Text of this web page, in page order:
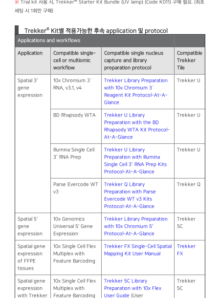
※ Trial kit 사용 시, Trekker
Starter Kit Bundle (UV lamp) (Code K011) 구매 필요. (최초
세팅 시 1회만 구매)
Trekker® Kit별 적용가능한 후속 application 및 protocol
Applications and workflows
Application
Compatible single-
cell or multiomic
workflow
Compatible single nucleus
capture and library
preparation protocol
Compatible
Trekker
Tile
Spatial 3'
gene
expression
10x Chromium 3′
RNA, v3.1, v4
Trekker Library Preparation
with 10x Chromium 3′
Reagent Kit Protocol-At-A-
Glance
Trekker U
BD Rhapsody WTA
Trekker U Library
Preparation with the BD
Rhapsody WTA Kit Protocol-
At-A-Glance
Trekker U
Illumina Single Cell
3’ RNA Prep
Trekker U Library
Preparation with Illumina
Single Cell 3’ RNA Prep Kits
Protocol-At-A-Glance
Trekker U
Parse Evercode WT
v3
Trekker Q Library
Preparation with Parse
Evercode WT v3 Kits
Protocol-At-A-Glance
Trekker Q
Spatial 5'
gene
expression
10x Genomics
Universal 5' Gene
Expression
Trekker Library Preparation
with 10x Chromium 5'
Protocol-At-A-Glance
Trekker
5C
Spatial gene
expression
of FFPE
tissues
10x Single Cell Flex
Multiplex with
Feature Barcoding
Trekker FX Single-Cell Spatial
Mapping Kit User Manual
Trekker
FX
Spatial gene
expression
with Trekker
10x Single Cell Flex
Multiplex with
Feature Barcoding
Trekker 5C Library
Preparation with 10x Flex
User Guide (User
Trekker
5C